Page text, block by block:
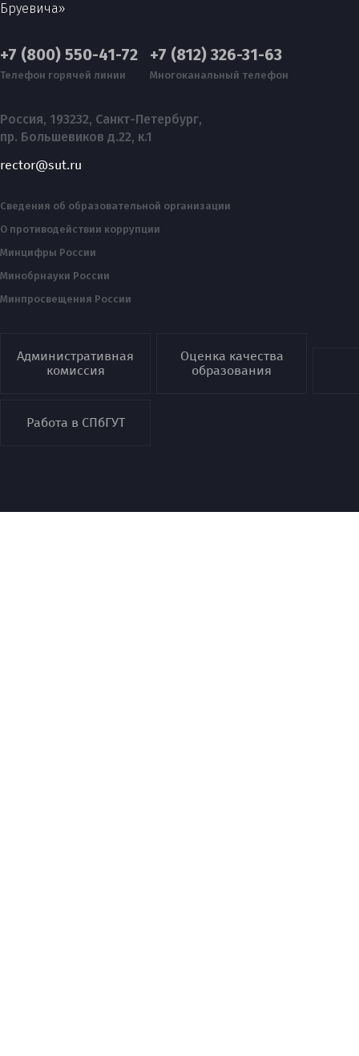
Бруевича»
+7 (800) 550-41-72
Телефон горячей линии
+7 (812) 326-31-63
Многоканальный телефон
Россия, 193232, Санкт-Петербург,
пр. Большевиков д.22, к.1
rector@sut.ru
Сведения об образовательной организации
О противодействии коррупции
Минцифры России
Минобрнауки России
Минпросвещения России
Административная
комиссия
Оценка качества
образования
Работа в СПбГУТ